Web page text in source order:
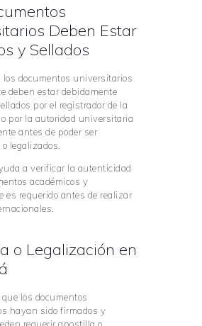
Deben Estar
y Sellados
los documentos universitarios
deben estar debidamente
por el registrador de la
por la autoridad universitaria
antes de poder ser
legalizados.
a verificar la autenticidad
académicos y
es requerido antes de realizar
o Legalización en
los documentos
hayan sido firmados y